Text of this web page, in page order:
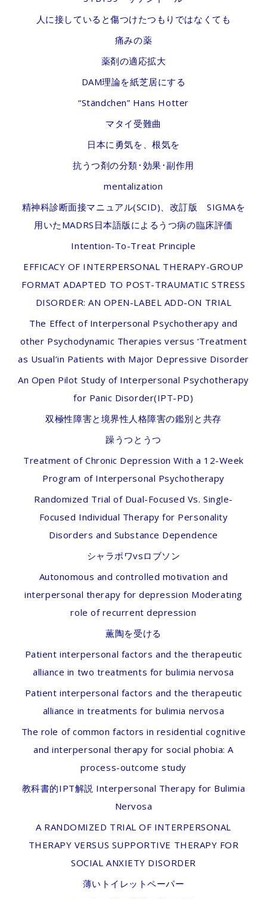
人に接していると傷つけたつもりではなくても
痛みの薬
薬剤の適応拡大
DAM理論を紙芝居にする
“Ständchen” Hans Hotter
マタイ受難曲
日本に勇気を、根気を
抗うつ剤の分類･効果･副作用
mentalization
精神科診断面接マニュアル(SCID)、改訂版 SIGMAを
用いたMADRS日本語版によるうつ病の臨床評価
Intention-To-Treat Principle
EFFICACY OF INTERPERSONAL THERAPY-GROUP
FORMAT ADAPTED TO POST-TRAUMATIC STRESS
DISORDER: AN OPEN-LABEL ADD-ON TRIAL
The Effect of Interpersonal Psychotherapy and
other Psychodynamic Therapies versus ‘Treatment
as Usual’in Patients with Major Depressive Disorder
An Open Pilot Study of Interpersonal Psychotherapy
for Panic Disorder(IPT-PD)
双極性障害と境界性人格障害の鑑別と共存
躁うつとうつ
Treatment of Chronic Depression With a 12-Week
Program of Interpersonal Psychotherapy
Randomized Trial of Dual-Focused Vs. Single-
Focused Individual Therapy for Personality
Disorders and Substance Dependence
シャラポワvsロブソン
Autonomous and controlled motivation and
interpersonal therapy for depression Moderating
role of recurrent depression
薫陶を受ける
Patient interpersonal factors and the therapeutic
alliance in two treatments for bulimia nervosa
Patient interpersonal factors and the therapeutic
alliance in treatments for bulimia nervosa
The role of common factors in residential cognitive
and interpersonal therapy for social phobia: A
process-outcome study
教科書的IPT解説 Interpersonal Therapy for Bulimia
Nervosa
A RANDOMIZED TRIAL OF INTERPERSONAL
THERAPY VERSUS SUPPORTIVE THERAPY FOR
SOCIAL ANXIETY DISORDER
薄いトイレットペーパー